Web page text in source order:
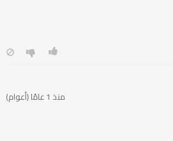
منذ 1 عامًا (أعوام)